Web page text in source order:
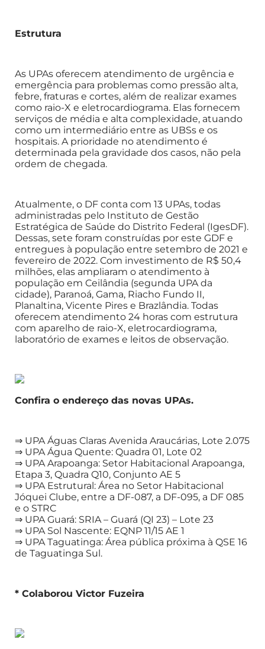
Estrutura
As UPAs oferecem atendimento de urgência e
emergência para problemas como pressão alta,
febre, fraturas e cortes, além de realizar exames
como raio-X e eletrocardiograma. Elas fornecem
serviços de média e alta complexidade, atuando
como um intermediário entre as UBSs e os
hospitais. A prioridade no atendimento é
determinada pela gravidade dos casos, não pela
ordem de chegada.
Atualmente, o DF conta com 13 UPAs, todas
administradas pelo Instituto de Gestão
Estratégica de Saúde do Distrito Federal (IgesDF).
Dessas, sete foram construídas por este GDF e
entregues à população entre setembro de 2021 e
fevereiro de 2022. Com investimento de R$ 50,4
milhões, elas ampliaram o atendimento à
população em Ceilândia (segunda UPA da
cidade), Paranoá, Gama, Riacho Fundo II,
Planaltina, Vicente Pires e Brazlândia. Todas
oferecem atendimento 24 horas com estrutura
com aparelho de raio-X, eletrocardiograma,
laboratório de exames e leitos de observação.
Confira o endereço das novas UPAs.
⇒ UPA Águas Claras Avenida Araucárias, Lote 2.075
⇒ UPA Água Quente: Quadra 01, Lote 02
⇒ UPA Arapoanga: Setor Habitacional Arapoanga,
Etapa 3, Quadra Q10, Conjunto AE 5
⇒ UPA Estrutural: Área no Setor Habitacional
Jóquei Clube, entre a DF-087, a DF-095, a DF 085
e o STRC
⇒ UPA Guará: SRIA – Guará (QI 23) – Lote 23
⇒ UPA Sol Nascente: EQNP 11/15 AE 1
⇒ UPA Taguatinga: Área pública próxima à QSE 16
de Taguatinga Sul.
* Colaborou Victor Fuzeira